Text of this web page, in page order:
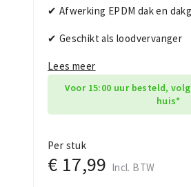
✔ Afwerking EPDM dak en
✔ Geschikt als loodvervanger
Lees meer
Voor 15:00 uur besteld,
huis*
Per stuk
€ 17,99 Incl. BTW